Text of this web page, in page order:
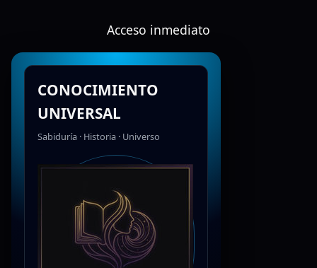
Acceso inmediato
CONOCIMIENTO
UNIVERSAL
Sabiduría · Historia · Universo